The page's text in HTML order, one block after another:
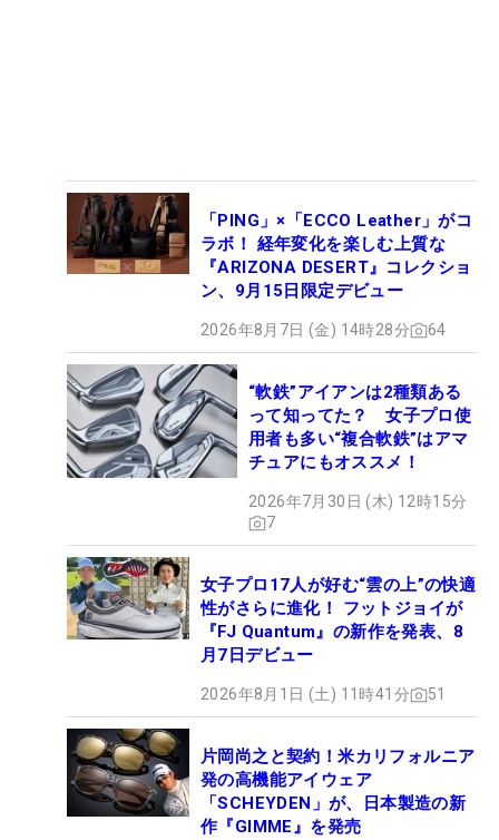
「PING」×「ECCO Leather」がコ
ラボ！ 経年変化を楽しむ上質な
『ARIZONA DESERT』コレクショ
ン、9月15日限定デビュー
2026年8月7日 (金) 14時28分 64
“軟鉄”アイアンは2種類ある
って知ってた？ 女子プロ使
用者も多い“複合軟鉄”はアマ
チュアにもオススメ！
2026年7月30日 (木) 12時15分
7
女子プロ17人が好む“雲の上”の快適
性がさらに進化！ フットジョイが
『FJ Quantum』の新作を発表、8
月7日デビュー
2026年8月1日 (土) 11時41分 51
片岡尚之と契約！米カリフォルニア
発の高機能アイウェア
「SCHEYDEN」が、日本製造の新
作『GIMME』を発売